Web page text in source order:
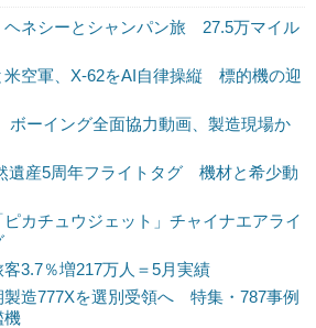
ヘネシーとシャンパン旅 27.5万マイル
米空軍、X-62をAI自律操縦 標的機の迎
ーイング全面協力動画、製造現場か
遺産5周年フライトタグ 機材と希少動
カチュウジェット」チャイナエアライ
3.7％増217万人＝5月実績
製造777Xを選別受領へ 特集・787事例
機